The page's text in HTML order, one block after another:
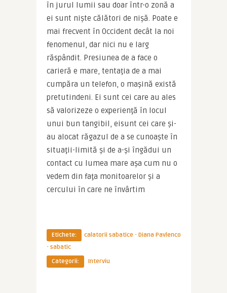
în jurul lumii sau doar într-o zonă a
ei sunt nişte călători de nişă. Poate e
mai frecvent în Occident decât la noi
fenomenul, dar nici nu e larg
răspândit. Presiunea de a face o
carieră e mare, tentaţia de a mai
cumpăra un telefon, o maşină există
pretutindeni. Ei sunt cei care au ales
să valorizeze o experienţă în locul
unui bun tangibil, eisunt cei care şi-
au alocat răgazul de a se cunoaşte în
situaţii-limită şi de a-şi îngădui un
contact cu lumea mare aşa cum nu o
vedem din faţa monitoarelor şi a
cercului în care ne învârtim
Etichete: calatorii sabatice· Diana Pavlenco
· sabatic
Categorii:
Interviu